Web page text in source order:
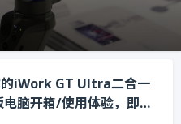
的iWork GT Ultra二合一
电脑开箱/使用体验，即有